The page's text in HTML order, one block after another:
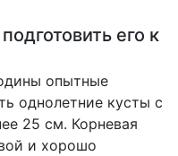
его к
опытные
однолетние кусты с
25 см. Корневая
и хорошо